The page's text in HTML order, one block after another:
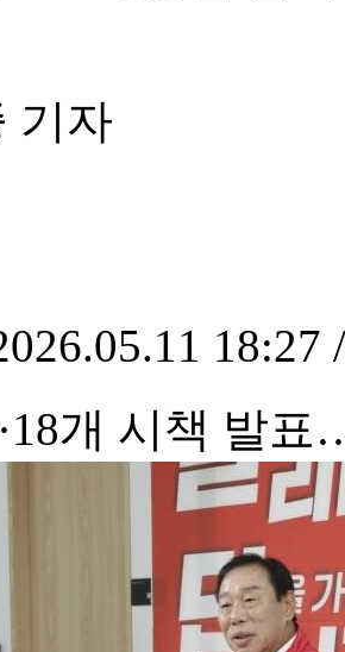
기자
18:27
개 시책 발